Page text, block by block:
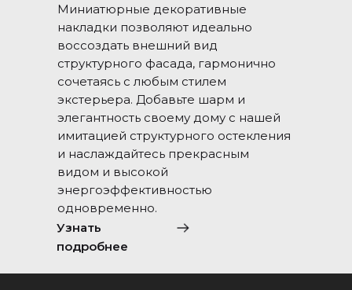
Миниатюрные декоративные
накладки позволяют идеально
воссоздать внешний вид
структурного фасада, гармонично
сочетаясь с любым стилем
экстерьера. Добавьте шарм и
элегантность своему дому с нашей
имитацией структурного остекления
и наслаждайтесь прекрасным
видом и высокой
энергоэффективностью
одновременно.
Узнать
подробнее